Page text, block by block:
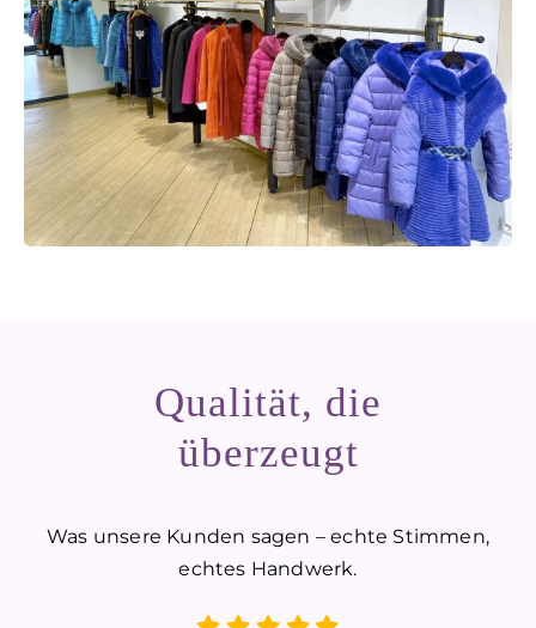
Qualität, die
überzeugt
Was unsere Kunden sagen – echte Stimmen,
echtes Handwerk.